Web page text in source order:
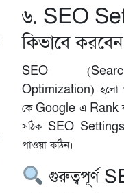
৬. SEO
কিভাবে করবেন
SEO
Optimization) হলো
কে Google-এ Rank
সঠিক SEO
পাওয়া কঠিন।
গুরুত্বপূর্ণ